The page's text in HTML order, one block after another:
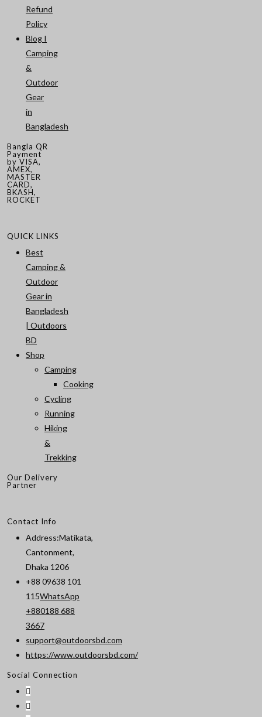
Refund
Policy
Blog I
Camping
&
Outdoor
Gear
in
Bangladesh
Bangla QR
Payment
by VISA,
AMEX,
MASTER
CARD,
BKASH,
ROCKET
QUICK LINKS
Best
Camping &
Outdoor
Gear in
Bangladesh
| Outdoors
BD
Shop
Camping
Cooking
Cycling
Running
Hiking
&
Trekking
Our Delivery
Partner
Contact Info
Address:Matikata,
Cantonment,
Dhaka 1206
+88 09638 101
115WhatsApp
+880188 688
3667Opens
in
your
support@outdoorsbd.com
Opens
application
https://www.outdoorsbd.com/
Social Connection